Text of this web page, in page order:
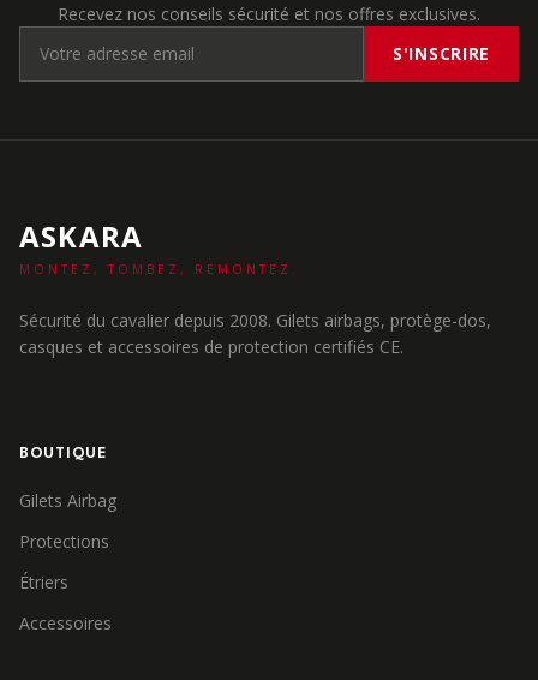
Recevez nos conseils sécurité et nos offres exclusives.
S'INSCRIRE
ASKARA
MONTEZ, TOMBEZ, REMONTEZ.
Sécurité du cavalier depuis 2008. Gilets airbags, protège-dos,
casques et accessoires de protection certifiés CE.
BOUTIQUE
Gilets Airbag
Protections
Étriers
Accessoires